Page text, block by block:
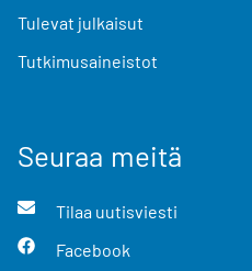
Tulevat julkaisut
Tutkimusaineistot
Seuraa meitä
Tilaa uutisviesti
Facebook